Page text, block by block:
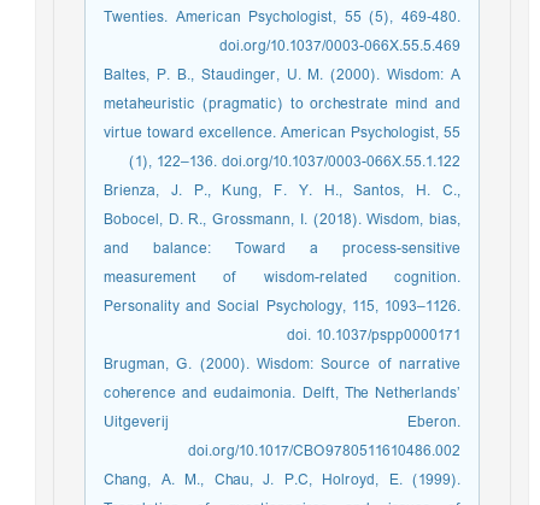
Twenties. American Psychologist, 55 (5), 469‑480.
doi.org/10.1037/0003-066X.55.5.469
Baltes, P. B., Staudinger, U. M. (2000). Wisdom: A
metaheuristic (pragmatic) to orchestrate mind and
virtue toward excellence. American Psychologist, 55
(1), 122–136. doi.org/10.1037/0003-066X.55.1.122
Brienza, J. P., Kung, F. Y. H., Santos, H. C.,
Bobocel, D. R., Grossmann, I. (2018). Wisdom, bias,
and balance: Toward a process-sensitive
measurement of wisdom-related cognition.
Personality and Social Psychology, 115, 1093–1126.
doi. 10.1037/pspp0000171
Brugman, G. (2000). Wisdom: Source of narrative
coherence and eudaimonia. Delft, The Netherlands’
Uitgeverij Eberon.
doi.org/10.1017/CBO9780511610486.002
Chang, A. M., Chau, J. P.C, Holroyd, E. (1999).